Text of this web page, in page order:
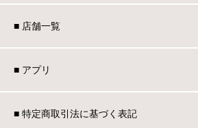
■ 店舗一覧
■ アプリ
■ 特定商取引法に基づく表記